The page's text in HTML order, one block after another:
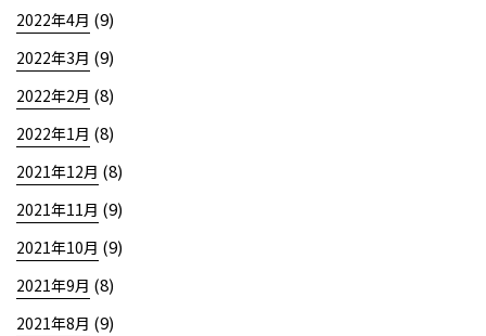
2022年4月 (9)
2022年3月 (9)
2022年2月 (8)
2022年1月 (8)
2021年12月 (8)
2021年11月 (9)
2021年10月 (9)
2021年9月 (8)
2021年8月 (9)